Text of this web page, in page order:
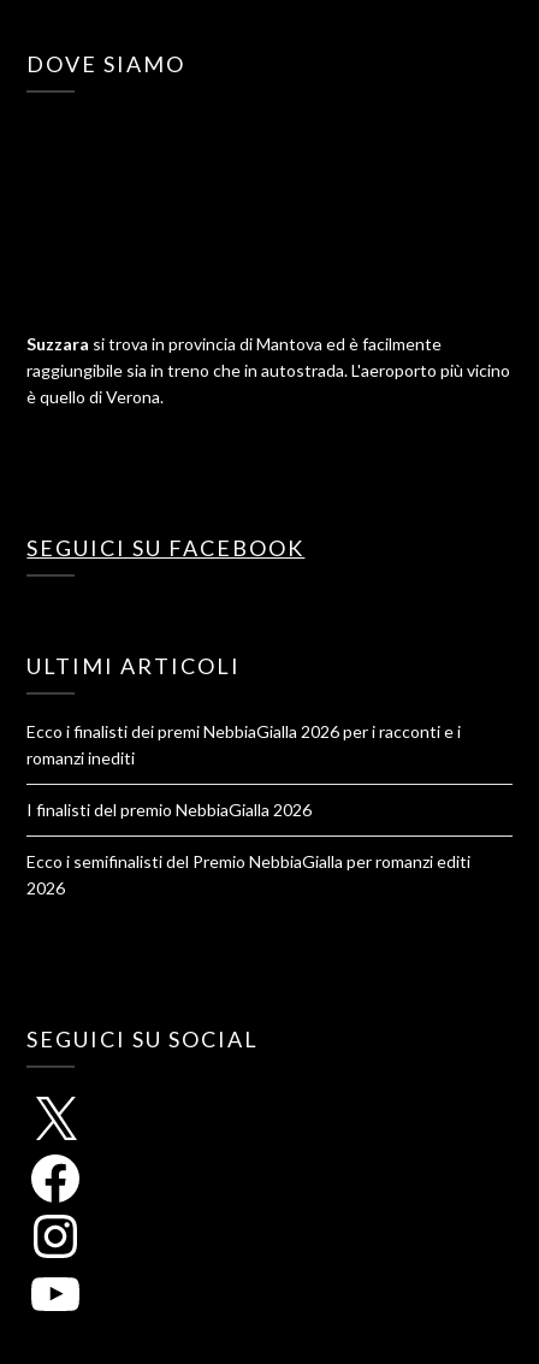
DOVE SIAMO
Suzzara si trova in provincia di Mantova ed è facilmente
raggiungibile sia in treno che in autostrada. L'aeroporto più vicino
è quello di Verona.
SEGUICI SU FACEBOOK
ULTIMI ARTICOLI
Ecco i finalisti dei premi NebbiaGialla 2026 per i racconti e i
romanzi inediti
I finalisti del premio NebbiaGialla 2026
Ecco i semifinalisti del Premio NebbiaGialla per romanzi editi
2026
SEGUICI SU SOCIAL